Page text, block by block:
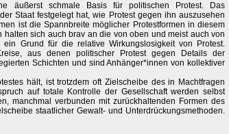
äußerst schmale Basis für politischen Protest. Das
Staat festgelegt hat, wie Protest gegen ihn auszusehen
ist die Spannbreite möglicher Protestformen in diesem
sich auch brav an die von oben und meist auch von
Grund für die relative Wirkungslosigkeit von Protest.
aus denen politischer Protest gegen Details der
Schichten und sind Anhänger*innen von kollektiver
hält, ist trotzdem oft Zielscheibe des in Machtfragen
auf totale Kontrolle der Gesellschaft werden selbst
manchmal verbunden mit zurückhaltenden Formen des
staatlicher Gewalt- und Unterdrückungsmethoden.